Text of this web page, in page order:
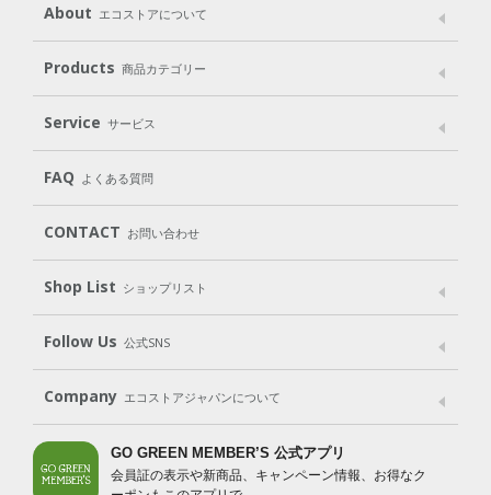
About エコストアについて
メッセージ ブランドストーリー
パッケージへのこだわり
動物実験をしない
Products 商品カテゴリー
Laundry
Cleaning Baby Kids
Body（ボディ） Hair（ヘア） Oral care（オーラルケア）
Goods （グッズ）
Gift set
Service サービス
User Guide
Subscription（定期便）
FAQ よくある質問
CONTACT お問い合わせ
Shop List ショップリスト
Shop List
Follow Us 公式SNS
LINE＠ Instagram Facebook
Company エコストアジャパンについて
会社案内 ご利用規約
プライバシーポリシー
特定商取引法に基づく表示
免責事項
GO GREEN MEMBER’S 公式アプリ
会員証の表示や新商品、キャンペーン情報、お得なク